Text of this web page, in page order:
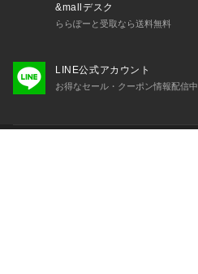
&mallデスク
ららぽーと受取なら送料無料
LINE公式アカウント
お得なセール・クーポン情報配信中